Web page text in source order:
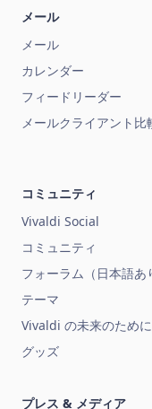
メール
メール
カレンダー
フィードリーダー
メールクライアント比
コミュニティ
Vivaldi Social
コミュニティ
フォーラム（日本語あ
テーマ
Vivaldi の未来のために
グッズ
プレス & メディア